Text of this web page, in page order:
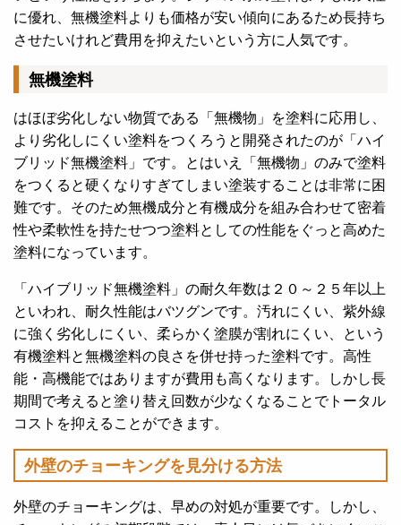
に優れ、無機塗料よりも価格が安い傾向にあるため長持ち
させたいけれど費用を抑えたいという方に人気です。
無機塗料
はほぼ劣化しない物質である「無機物」を塗料に応用し、
より劣化しにくい塗料をつくろうと開発されたのが「ハイ
ブリッド無機塗料」です。とはいえ「無機物」のみで塗料
をつくると硬くなりすぎてしまい塗装することは非常に困
難です。そのため無機成分と有機成分を組み合わせて密着
性や柔軟性を持たせつつ塗料としての性能をぐっと高めた
塗料になっています。
「ハイブリッド無機塗料」の耐久年数は２０～２５年以上
といわれ、耐久性能はバツグンです。汚れにくい、紫外線
に強く劣化しにくい、柔らかく塗膜が割れにくい、という
有機塗料と無機塗料の良さを併せ持った塗料です。高性
能・高機能ではありますが費用も高くなります。しかし長
期間で考えると塗り替え回数が少なくなることでトータル
コストを抑えることができます。
外壁のチョーキングを見分ける方法
外壁のチョーキングは、早めの対処が重要です。しかし、